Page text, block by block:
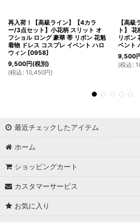
再入荷！【高級ライン】【4カラ
ー/3点セット】小花柄 スリット オ
フショル ロング 豪華 帯 リボン 花魁
着物 ドレス コスプレ イベント ハロ
ウィン [0958]
9,500円(税別)
(税込 : 10,450円)
【高
ト】
リボン
ベント
9,500
(税込 :
最近チェックしたアイテム
ホーム
ショッピングカート
カスタマーサービス
お気に入り